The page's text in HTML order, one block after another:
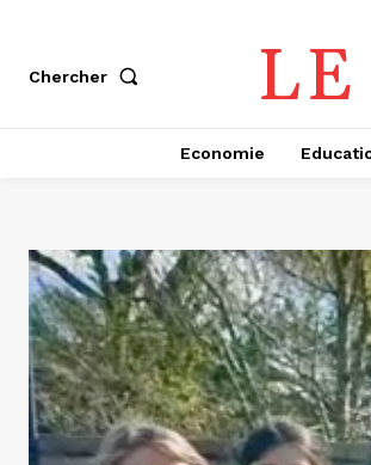
Chercher
Economie